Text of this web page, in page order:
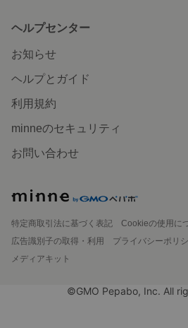
ヘルプセンター
お知らせ
ヘルプとガイド
利用規約
minneのセキュリティ
お問い合わせ
特定商取引法に基づく表記
Cookieの使用に
広告識別子の取得・利用
プライバシーポリ
メディアキット
©GMO Pepabo, Inc. All